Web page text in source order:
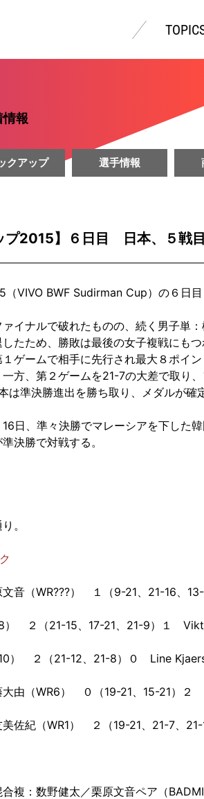
情報
クアップ 選手情報
プ2015】６日目 日本、５戦
VIVO BWF Sudirman Cup）の６日
イナルで破れたものの、続く男子単
たため、勝敗は最後の女子複戦にもつ
ゲームで相手に先行され最大８ポイ
方、第２ゲームを21-7の大差で取り
は準決勝進出を勝ち取り、メダルが確
日、準々決勝でマレーシアを下した
決勝で対戦する。
。
文音（WR???） １（9-21、21-16、
） ２（21-15、17-21、21-9）１
） ２（21-12、21-8）０ Line
大由（WR6） ０（19-21、15-21）２
佐紀 （WR1） ２（19-21、21-7、
複：数野健太／栗原文音ペア（